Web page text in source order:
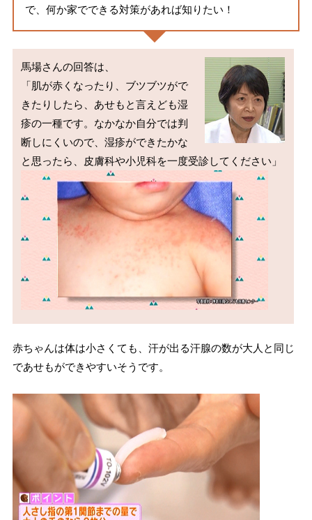
で、何か家でできる対策があれば知りたい！
馬場さんの回答は、
「肌が赤くなったり、ブツブツがで
きたりしたら、あせもと言えども湿
疹の一種です。なかなか自分では判
断しにくいので、湿疹ができたかな
赤ちゃんは体は小さくても、汗が出る汗腺の数が大人と同じ
であせもができやすいそうです。